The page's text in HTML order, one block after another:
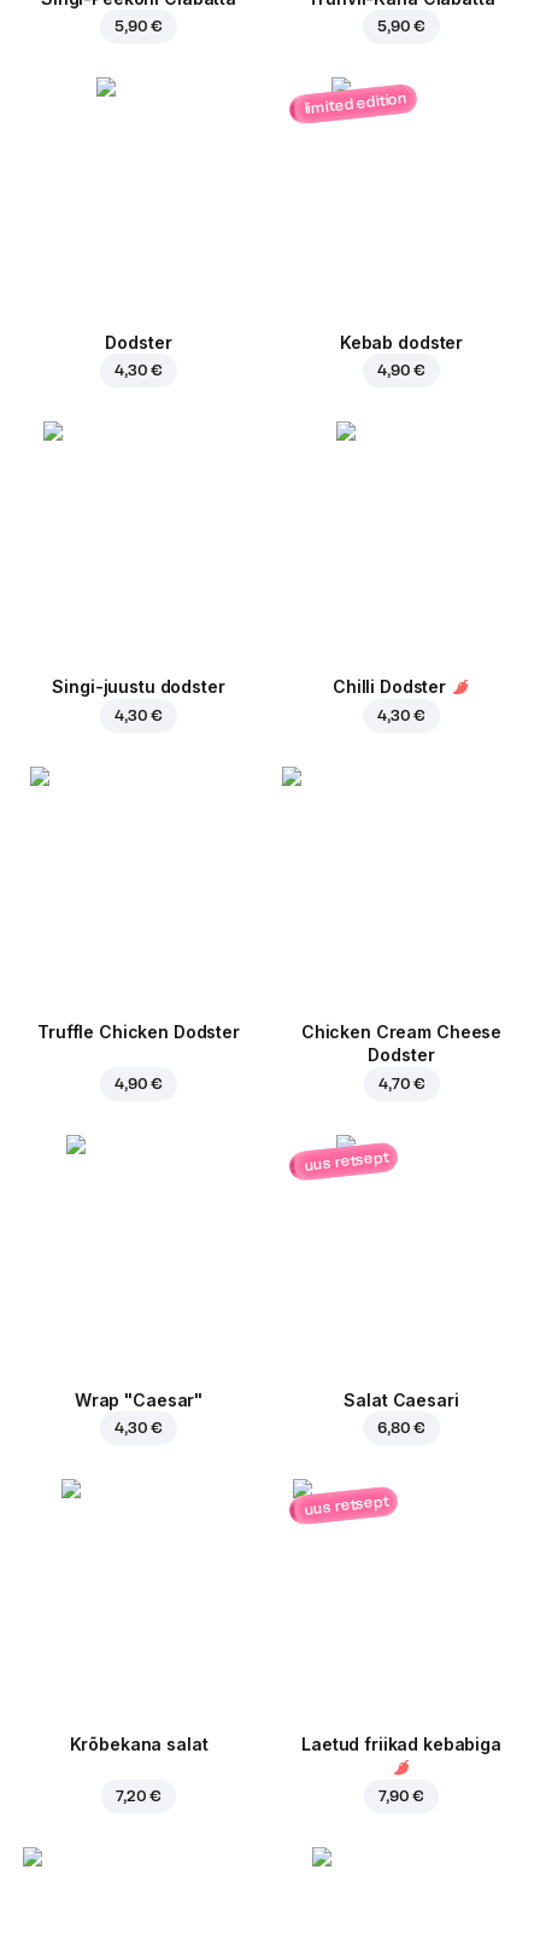
5,90 € 5,90 €
Dodster
4,30 €
limited edition
Kebab dodster
4,90 €
Singi-juustu dodster
4,30 €
Chilli Dodster
4,30 €
Truffle Chicken Dodster
4,90 €
Chicken Cream Cheese
Dodster
4,70 €
Wrap "Caesar"
4,30 €
uus retsept
Salat Caesari
6,80 €
Krõbekana salat
7,20 €
uus retsept
Laetud friikad kebabiga
7,90 €